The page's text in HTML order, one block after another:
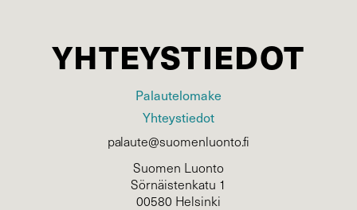
YHTEYSTIEDOT
Palautelomake
Yhteystiedot
palaute@suomenluonto.fi
Suomen Luonto
Sörnäistenkatu 1
00580 Helsinki